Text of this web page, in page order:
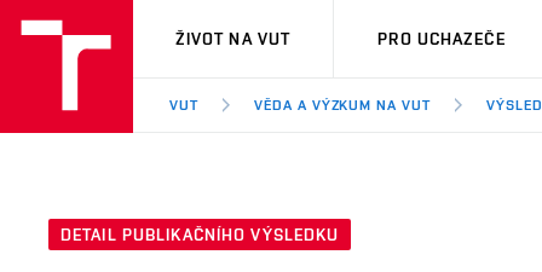
VUT
ŽIVOT NA VUT PRO UCHAZEČE
VUT VĚDA A VÝZKUM NA VUT
DETAIL PUBLIKAČNÍHO VÝSLEDKU